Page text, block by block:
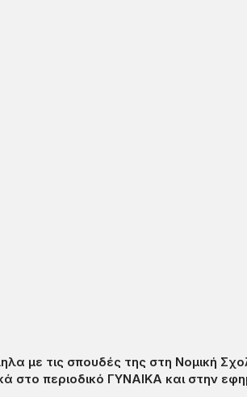
με τις σπουδές της στη Νομική
στο περιοδικό ΓΥΝΑΙΚΑ και στην